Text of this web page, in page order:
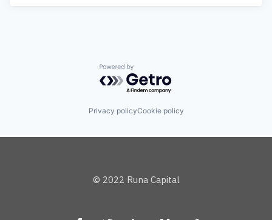
Powered by Getro.com
Privacy policyCookie policy
© 2022 Runa Capital